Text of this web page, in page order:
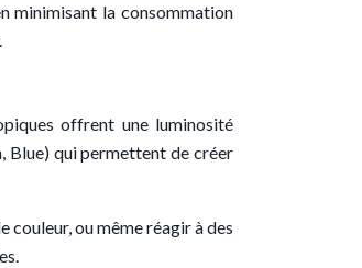
minimisant la consommation
offrent une luminosité
Blue) qui permettent de créer
couleur, ou même réagir à des